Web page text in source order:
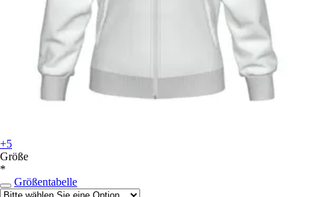
+5
Größe
*
Größentabelle